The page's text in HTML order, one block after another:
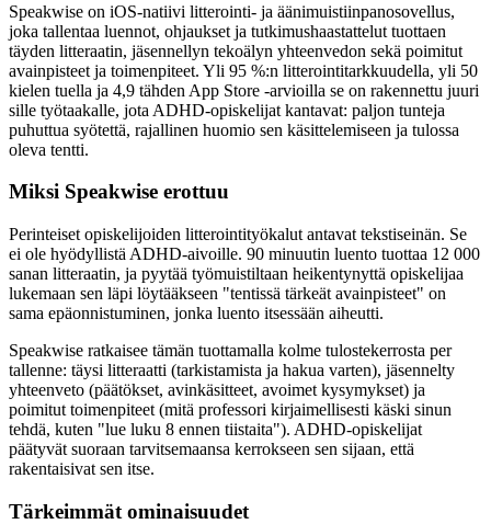
Speakwise on iOS-natiivi litterointi- ja äänimuistiinpanosovellus,
joka tallentaa luennot, ohjaukset ja tutkimushaastattelut tuottaen
täyden litteraatin, jäsennellyn tekoälyn yhteenvedon sekä poimitut
avainpisteet ja toimenpiteet. Yli 95 %:n litterointitarkkuudella, yli 50
kielen tuella ja 4,9 tähden App Store -arvioilla se on rakennettu juuri
sille työtaakalle, jota ADHD-opiskelijat kantavat: paljon tunteja
puhuttua syötettä, rajallinen huomio sen käsittelemiseen ja tulossa
oleva tentti.
Miksi Speakwise erottuu
Perinteiset opiskelijoiden litterointityökalut antavat tekstiseinän. Se
ei ole hyödyllistä ADHD-aivoille. 90 minuutin luento tuottaa 12 000
sanan litteraatin, ja pyytää työmuistiltaan heikentynyttä opiskelijaa
lukemaan sen läpi löytääkseen "tentissä tärkeät avainpisteet" on
sama epäonnistuminen, jonka luento itsessään aiheutti.
Speakwise ratkaisee tämän tuottamalla kolme tulostekerrosta per
tallenne: täysi litteraatti (tarkistamista ja hakua varten), jäsennelty
yhteenveto (päätökset, avinkäsitteet, avoimet kysymykset) ja
poimitut toimenpiteet (mitä professori kirjaimellisesti käski sinun
tehdä, kuten "lue luku 8 ennen tiistaita"). ADHD-opiskelijat
päätyvät suoraan tarvitsemaansa kerrokseen sen sijaan, että
rakentaisivat sen itse.
Tärkeimmät ominaisuudet